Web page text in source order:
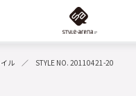
ル STYLE NO. 20110421-20